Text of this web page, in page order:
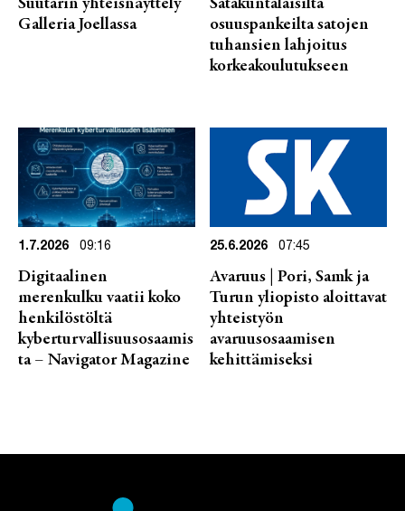
Suutarin yhteisnäyttely
Galleria Joellassa
Satakuntalaisilta
osuuspankeilta satojen
tuhansien lahjoitus
korkeakoulutukseen
1.7.2026 09:16
Digitaalinen
merenkulku vaatii koko
henkilöstöltä
kyberturvallisuusosaamis
ta – Navigator Magazine
25.6.2026 07:45
Avaruus | Pori, Samk ja
Turun yliopisto aloittavat
yhteistyön
avaruusosaamisen
kehittämiseksi